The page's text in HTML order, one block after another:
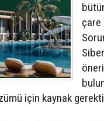
çare
için kaynak